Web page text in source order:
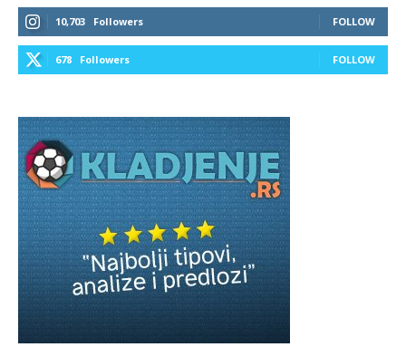
10,703 Followers FOLLOW
678 Followers FOLLOW